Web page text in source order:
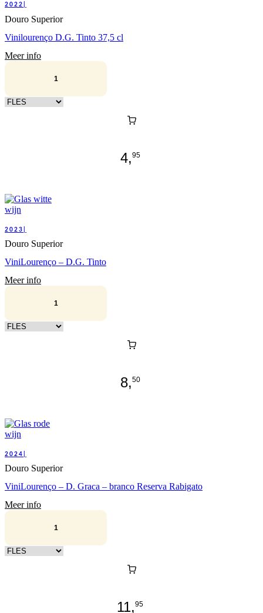
2022|
Douro Superior
Vinilourenço D.G. Tinto 37,5 cl
Meer info
Kies verpakking
4,95
2023|
Douro Superior
ViniLourenço – D.G. Tinto
Meer info
Kies verpakking
8,50
2024|
Douro Superior
ViniLourenço – D. Graca – branco Reserva Rabigato
Meer info
Kies verpakking
11,95